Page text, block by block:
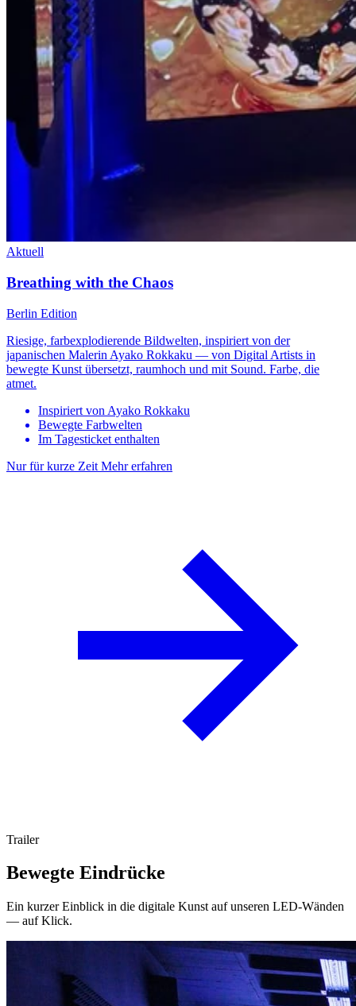
Aktuell
Breathing with the Chaos
Berlin Edition
Riesige, farbexplodierende Bildwelten, inspiriert von der
japanischen Malerin Ayako Rokkaku — von Digital Artists in
bewegte Kunst übersetzt, raumhoch und mit Sound. Farbe, die
atmet.
Inspiriert von Ayako Rokkaku
Bewegte Farbwelten
Im Tagesticket enthalten
Nur für kurze Zeit Mehr erfahren
Trailer
Bewegte Eindrücke
Ein kurzer Einblick in die digitale Kunst auf unseren LED-Wänden
— auf Klick.